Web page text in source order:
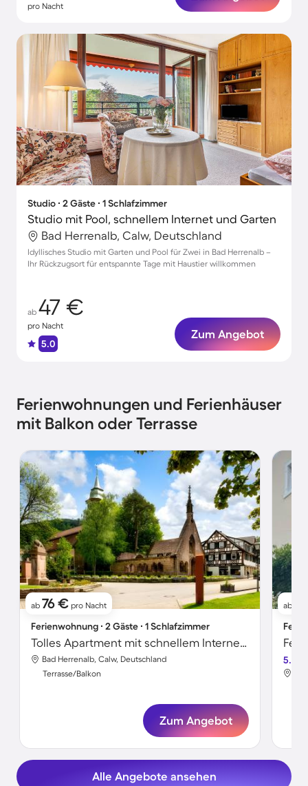
pro Nacht
Studio ∙ 2 Gäste ∙ 1 Schlafzimmer
Studio mit Pool, schnellem Internet und Garten
Bad Herrenalb, Calw, Deutschland
Idyllisches Studio mit Garten und Pool für Zwei in Bad Herrenalb –
Ihr Rückzugsort für entspannte Tage mit Haustier willkommen
ab 47 €
pro Nacht
5.0
Zum Angebot
Ferienwohnungen und Ferienhäuser
mit Balkon oder Terrasse
ab 76 € pro Nacht
Ferienwohnung ∙ 2 Gäste ∙ 1 Schlafzimmer
Tolles Apartment mit schnellem Internet und Garten
Bad Herrenalb, Calw, Deutschland
Terrasse/Balkon
Zum Angebot
ab
5.0
Alle Angebote ansehen